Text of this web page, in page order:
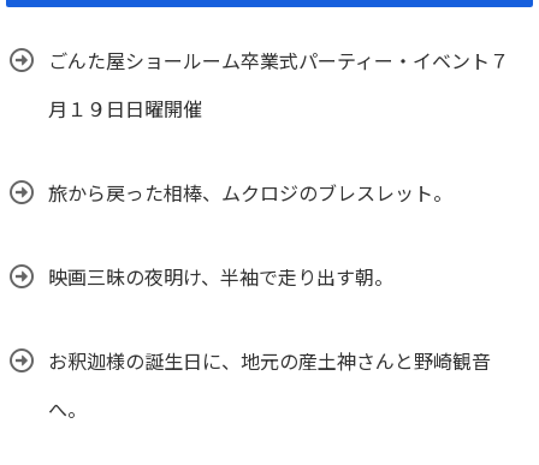
ごんた屋ショールーム卒業式パーティー・イベント７
月１９日日曜開催
旅から戻った相棒、ムクロジのブレスレット。
映画三昧の夜明け、半袖で走り出す朝。
お釈迦様の誕生日に、地元の産土神さんと野崎観音
へ。